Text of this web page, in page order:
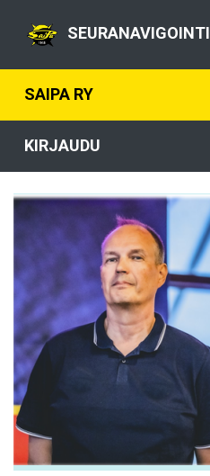
SEURANAVIGOINTI
SAIPA RY
KIRJAUDU